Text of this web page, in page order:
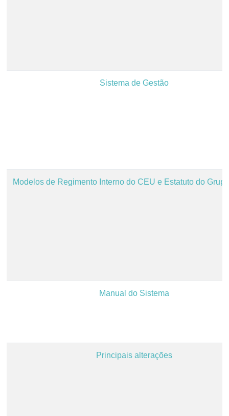
Sistema de Gestão
Modelos de Regimento Interno do CEU e Estatuto do
Manual do Sistema
Principais alterações